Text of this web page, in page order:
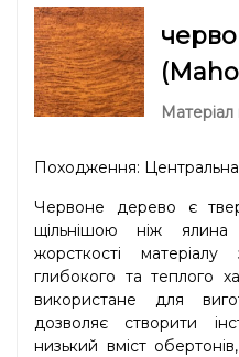
Матеріал
Походження:
Червоне дерево є
щільнішою ніж
жорсткості
глибокого та теплого
використане для
дозволяє створити
низький вміст